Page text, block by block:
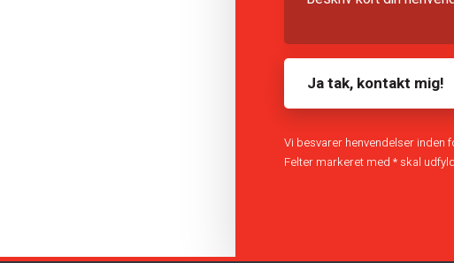
Vi besvarer henvendelser inden
​Felter markeret med * skal